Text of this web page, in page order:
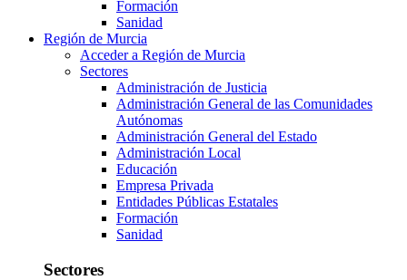
Formación
Sanidad
Región de Murcia
Acceder a Región de Murcia
Sectores
Administración de Justicia
Administración General de las Comunidades
Autónomas
Administración General del Estado
Administración Local
Educación
Empresa Privada
Entidades Públicas Estatales
Formación
Sanidad
Sectores